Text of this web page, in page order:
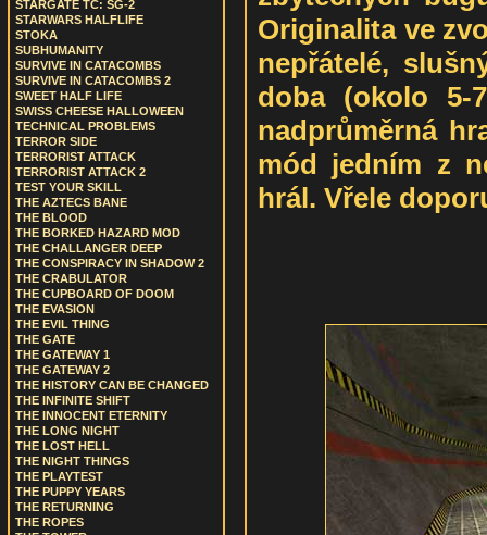
STARGATE TC: SG-2
STARWARS HALFLIFE
STOKA
SUBHUMANITY
SURVIVE IN CATACOMBS
SURVIVE IN CATACOMBS 2
SWEET HALF LIFE
SWISS CHEESE HALLOWEEN
TECHNICAL PROBLEMS
TERROR SIDE
TERRORIST ATTACK
TERRORIST ATTACK 2
TEST YOUR SKILL
THE AZTECS BANE
THE BLOOD
THE BORKED HAZARD MOD
THE CHALLANGER DEEP
THE CONSPIRACY IN SHADOW 2
THE CRABULATOR
THE CUPBOARD OF DOOM
THE EVASION
THE EVIL THING
THE GATE
THE GATEWAY 1
THE GATEWAY 2
THE HISTORY CAN BE CHANGED
THE INFINITE SHIFT
THE INNOCENT ETERNITY
THE LONG NIGHT
THE LOST HELL
THE NIGHT THINGS
THE PLAYTEST
THE PUPPY YEARS
THE RETURNING
THE ROPES
Originalita ve
nepřátelé,
doba (okolo
nadprůměrná
mód jedním z
hrál. Vřele